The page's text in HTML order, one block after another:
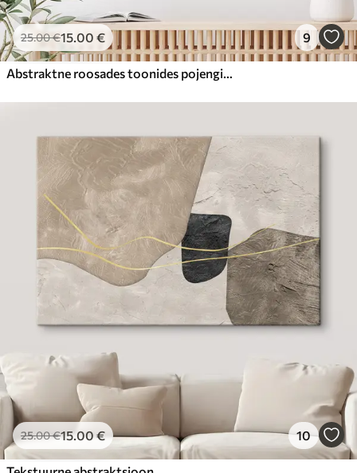
25.00€15.00 € 9
Abstraktne roosades toonides pojengide kimp
25.00€15.00€ 10